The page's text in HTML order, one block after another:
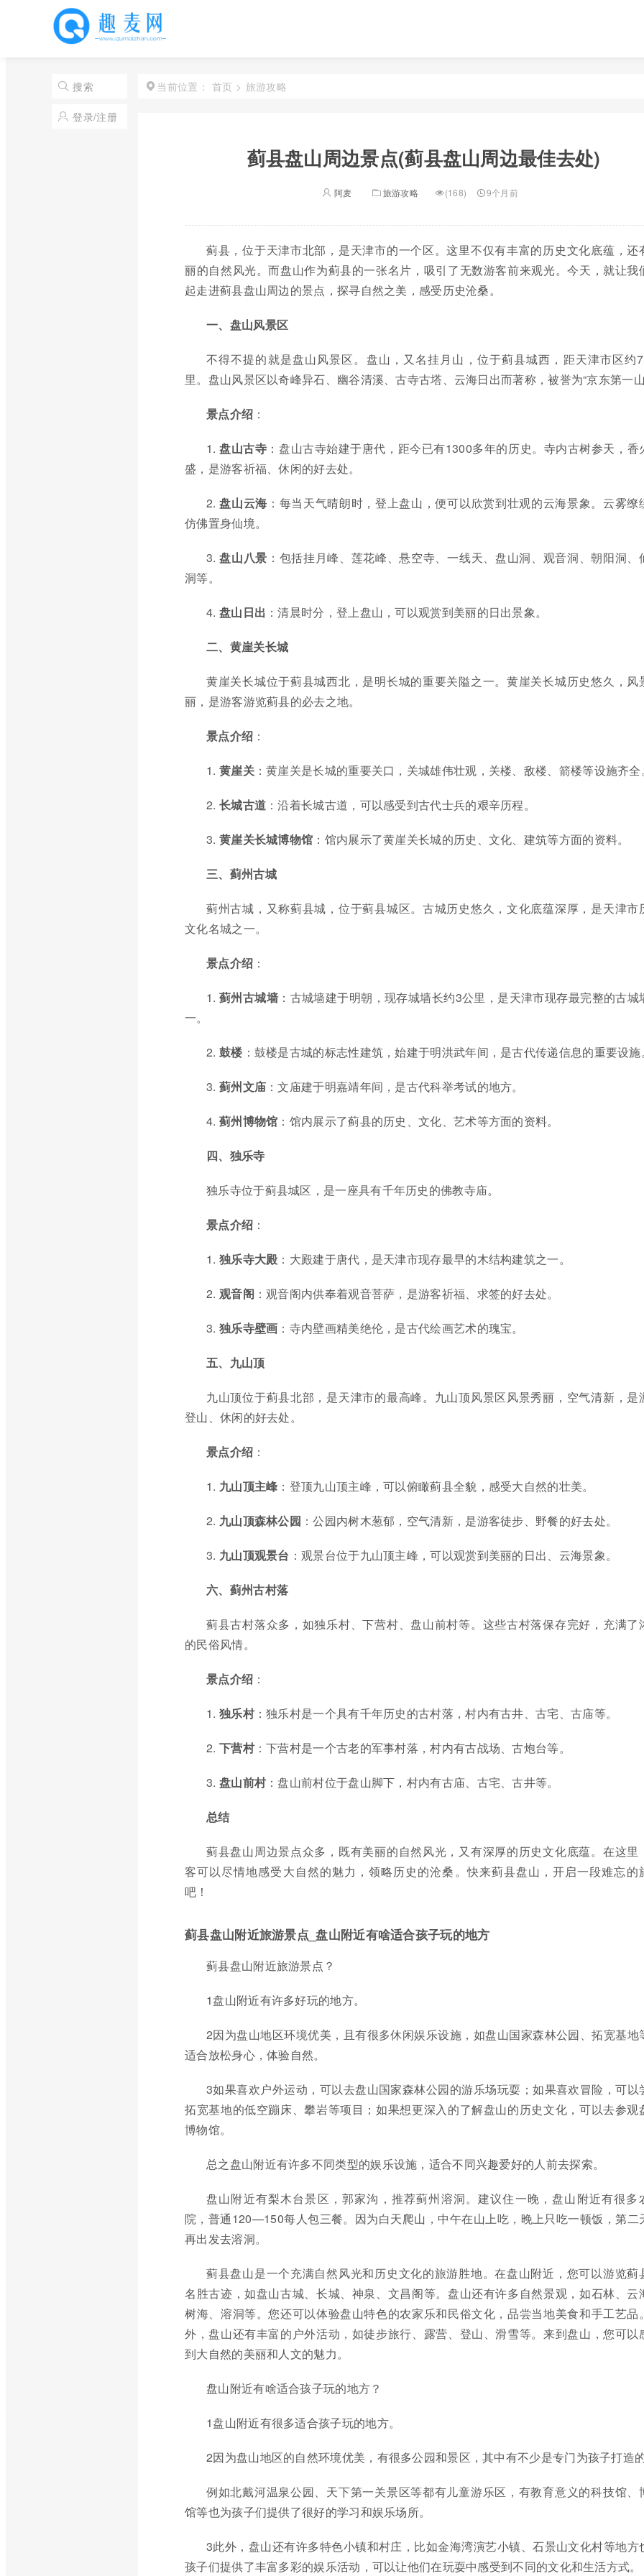
搜索
登录/注册
当前位置： 首页 > 旅游攻略
蓟县盘山周边景点(蓟县盘山周边最佳去处)
阿麦 旅游攻略 (168) 9个月前
蓟县，位于天津市北部，是天津市的一个区。这里不仅有丰富的历史文化底蕴，还
丽的自然风光。而盘山作为蓟县的一张名片，吸引了无数游客前来观光。今天，就让我
起走进蓟县盘山周边的景点，探寻自然之美，感受历史沧桑。
一、盘山风景区
不得不提的就是盘山风景区。盘山，又名挂月山，位于蓟县城西，距天津市区约
里。盘山风景区以奇峰异石、幽谷清溪、古寺古塔、云海日出而著称，被誉为“京东第一
景点介绍 ：
1.盘山古寺 ：盘山古寺始建于唐代，距今已有1300多年的历史。寺内古树参天，香
盛，是游客祈福、休闲的好去处。
2.盘山云海 ：每当天气晴朗时，登上盘山，便可以欣赏到壮观的云海景象。云雾缭
仿佛置身仙境。
3.盘山八景 ：包括挂月峰、莲花峰、悬空寺、一线天、盘山洞、观音洞、朝阳洞、
洞等。
4. 盘山日出 ：清晨时分，登上盘山，可以观赏到美丽的日出景象。
二、黄崖关长城
黄崖关长城位于蓟县城西北，是明长城的重要关隘之一。黄崖关长城历史悠久，风
丽，是游客游览蓟县的必去之地。
景点介绍 ：
1. 黄崖关：黄崖关是长城的重要关口，关城雄伟壮观，关楼、敌楼、箭楼等设施齐全
2. 长城古道 ：沿着长城古道，可以感受到古代士兵的艰辛历程。
3. 黄崖关长城博物馆 ：馆内展示了黄崖关长城的历史、文化、建筑等方面的资料。
三、蓟州古城
蓟州古城，又称蓟县城，位于蓟县城区。古城历史悠久，文化底蕴深厚，是天津市
文化名城之一。
景点介绍 ：
1.蓟州古城墙 ：古城墙建于明朝，现存城墙长约3公里，是天津市现存最完整的古城
一。
2. 鼓楼 ：鼓楼是古城的标志性建筑，始建于明洪武年间，是古代传递信息的重要设施
3. 蓟州文庙 ：文庙建于明嘉靖年间，是古代科举考试的地方。
4. 蓟州博物馆 ：馆内展示了蓟县的历史、文化、艺术等方面的资料。
四、独乐寺
独乐寺位于蓟县城区，是一座具有千年历史的佛教寺庙。
景点介绍 ：
1. 独乐寺大殿：大殿建于唐代，是天津市现存最早的木结构建筑之一。
2. 观音阁 ：观音阁内供奉着观音菩萨，是游客祈福、求签的好去处。
3. 独乐寺壁画 ：寺内壁画精美绝伦，是古代绘画艺术的瑰宝。
五、九山顶
九山顶位于蓟县北部，是天津市的最高峰。九山顶风景区风景秀丽，空气清新，是
登山、休闲的好去处。
景点介绍 ：
1. 九山顶主峰 ：登顶九山顶主峰，可以俯瞰蓟县全貌，感受大自然的壮美。
2. 九山顶森林公园 ：公园内树木葱郁，空气清新，是游客徒步、野餐的好去处。
3. 九山顶观景台 ：观景台位于九山顶主峰，可以观赏到美丽的日出、云海景象。
六、蓟州古村落
蓟县古村落众多，如独乐村、下营村、盘山前村等。这些古村落保存完好，充满了
的民俗风情。
景点介绍 ：
1. 独乐村：独乐村是一个具有千年历史的古村落，村内有古井、古宅、古庙等。
2. 下营村：下营村是一个古老的军事村落，村内有古战场、古炮台等。
3. 盘山前村：盘山前村位于盘山脚下，村内有古庙、古宅、古井等。
总结
蓟县盘山周边景点众多，既有美丽的自然风光，又有深厚的历史文化底蕴。在这里
客可以尽情地感受大自然的魅力，领略历史的沧桑。快来蓟县盘山，开启一段难忘的
吧！
蓟县盘山附近旅游景点_盘山附近有啥适合孩子玩的地方
蓟县盘山附近旅游景点？
1盘山附近有许多好玩的地方。
2因为盘山地区环境优美，且有很多休闲娱乐设施，如盘山国家森林公园、拓宽基地
适合放松身心，体验自然。
3如果喜欢户外运动，可以去盘山国家森林公园的游乐场玩耍；如果喜欢冒险，可以
拓宽基地的低空蹦床、攀岩等项目；如果想更深入的了解盘山的历史文化，可以去参观
博物馆。
总之盘山附近有许多不同类型的娱乐设施，适合不同兴趣爱好的人前去探索。
盘山附近有梨木台景区，郭家沟，推荐蓟州溶洞。建议住一晚，盘山附近有很多
院，普通120—150每人包三餐。因为白天爬山，中午在山上吃，晚上只吃一顿饭，第二
再出发去溶洞。
蓟县盘山是一个充满自然风光和历史文化的旅游胜地。在盘山附近，您可以游览蓟
名胜古迹，如盘山古城、长城、神泉、文昌阁等。盘山还有许多自然景观，如石林、云
树海、溶洞等。您还可以体验盘山特色的农家乐和民俗文化，品尝当地美食和手工艺品
外，盘山还有丰富的户外活动，如徒步旅行、露营、登山、滑雪等。来到盘山，您可以
到大自然的美丽和人文的魅力。
盘山附近有啥适合孩子玩的地方？
1盘山附近有很多适合孩子玩的地方。
2因为盘山地区的自然环境优美，有很多公园和景区，其中有不少是专门为孩子打造
例如北戴河温泉公园、天下第一关景区等都有儿童游乐区，有教育意义的科技馆、
馆等也为孩子们提供了很好的学习和娱乐场所。
3此外，盘山还有许多特色小镇和村庄，比如金海湾演艺小镇、石景山文化村等地方
孩子们提供了丰富多彩的娱乐活动，可以让他们在玩耍中感受到不同的文化和生活方式。